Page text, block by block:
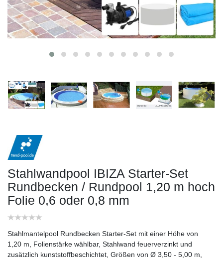
Stahlwandpool IBIZA Starter-Set
Rundbecken / Rundpool 1,20 m hoch
Folie 0,6 oder 0,8 mm
Stahlmantelpool Rundbecken Starter-Set mit einer Höhe von
1,20 m, Folienstärke wählbar, Stahlwand feuerverzinkt und
zusätzlich kunststoffbeschichtet, Größen von Ø 3,50 - 5,00 m,